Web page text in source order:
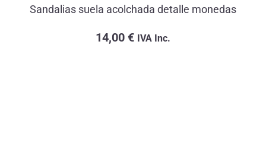
Sandalias suela acolchada detalle monedas
14,00 € IVA Inc.